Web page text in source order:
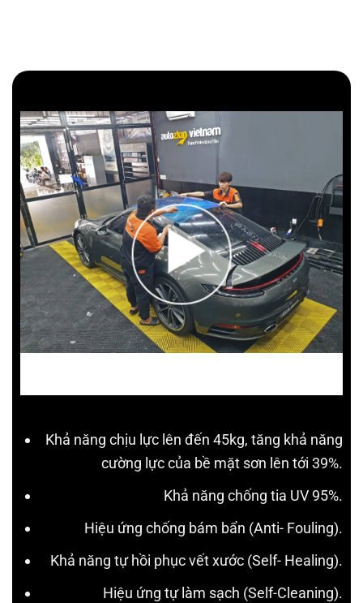
Khả năng chịu lực lên đến 45kg, tăng khả năng
cường lực của bề mặt sơn lên tới 39%.
Khả năng chống tia UV 95%.
Hiệu ứng chống bám bẩn (Anti- Fouling).
Khả năng tự hồi phục vết xước (Self- Healing).
Hiệu ứng tự làm sạch (Self-Cleaning).